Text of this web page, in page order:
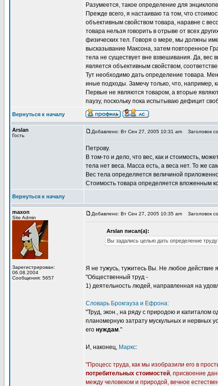
Разумеется, такое определение для
Прежде всего, я настаиваю та том, что
объективным свойством товара, наравне с
товара нельзя говорить в отрыве от всех
физических тел. Говоря о мере, мы должны
высказывание Максона, затем повторенное
тела не существует вне взвешивания. Да, вес
является объективным свойством,
Тут необходимо дать определение товара.
иные подходы. Замечу только, что, например,
Первые не являются товаром, а вторые
паузу, поскольку пока испытываю дефицит
Вернуться к началу
Arslan
Гость
Добавлено: Вт Сен 27, 2005 10:31 am Заголовок
Петрову.
В том-то и дело, что вес, как и стоимость,
тела нет веса. Масса есть, а веса нет. То же
Вес тела определяется величиной
Стоимость товара определяется вложенным
Вернуться к началу
maxon
Site Admin
Зарегистрирован:
06.08.2004
Сообщения: 5657
Добавлено: Вт Сен 27, 2005 10:35 am Заголовок
Arslan писал(а):
Вы задались целью дать определение
Я не тужусь, тужитесь Вы. Не любое действие
"Общественный труд -
1) деятельность людей, направленная на
Словарь Брокгауза и Ефрона:
"Труд, экон., на ряду с природою и капиталом
планомерную затрату мускульных и нервных
его нуждам."
И, наконец, Маркс:
"Процесс труда, как мы изобразили его в
потребительных стоимостей, присвоение
между человеком и природой, вечное